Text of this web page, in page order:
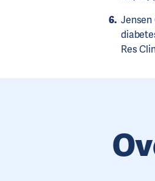
Jensen
Res